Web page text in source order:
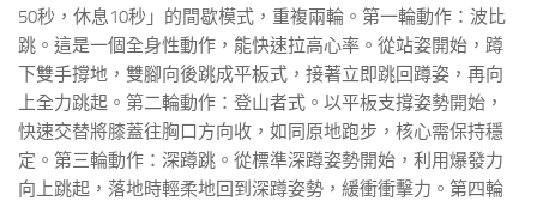
50秒，休息10秒」的間歇模式，重複兩輪。第一輪動作：波比
跳。這是一個全身性動作，能快速拉高心率。從站姿開始，蹲
下雙手撐地，雙腳向後跳成平板式，接著立即跳回蹲姿，再向
上全力跳起。第二輪動作：登山者式。以平板支撐姿勢開始，
快速交替將膝蓋往胸口方向收，如同原地跑步，核心需保持穩
定。第三輪動作：深蹲跳。從標準深蹲姿勢開始，利用爆發力
向上跳起，落地時輕柔地回到深蹲姿勢，緩衝衝擊力。第四輪